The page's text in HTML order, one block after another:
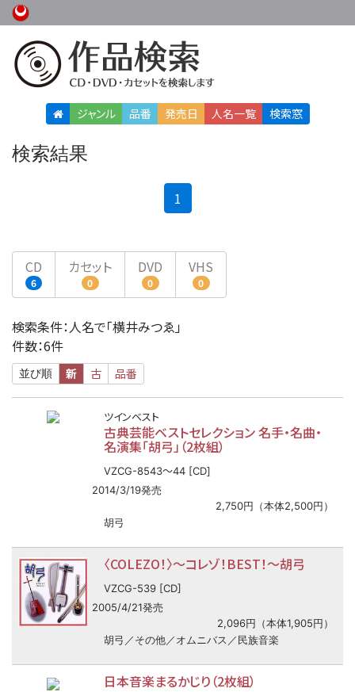
ジャンル 品番 発売日 人名一覧 検索窓
検索結果
1
CD
6
カセット
0
DVD
0
VHS
0
検索条件：人名で「横井みつゑ」
件数：6件
並び順 新 古 品番
ツインベスト
古典芸能ベストセレクション 名手・名曲・
名演集「胡弓」（2枚組）
VZCG-8543〜44 [CD]
2014/3/19発売
2,750円（本体2,500円）
胡弓
〈COLEZO！〉〜コレゾ！BEST！〜胡弓
VZCG-539 [CD]
2005/4/21発売
2,096円（本体1,905円）
胡弓／その他／オムニバス／民族音楽
日本音楽まるかじり（2枚組）